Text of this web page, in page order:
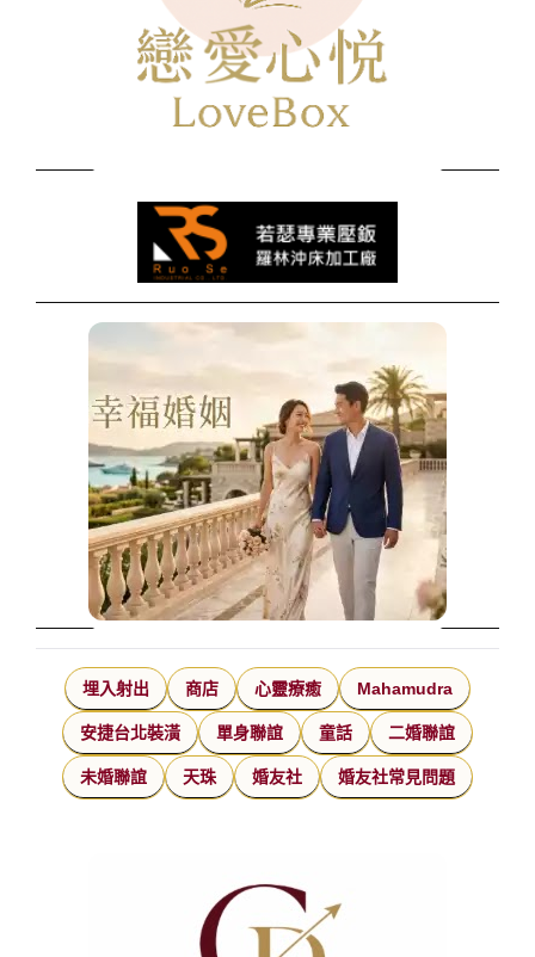
埋入射出 商店 心靈療癒 Mahamudra
安捷台北裝潢 單身聯誼 童話 二婚聯誼
未婚聯誼 天珠 婚友社 婚友社常見問題